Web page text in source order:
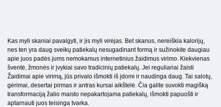
Kas myli skaniai pavalgyti, ir jis myli virėjas. Bet skanus, nereiškia kalorijų,
nes ten yra daug sveikų patiekalų nesugadinant formą ir sužinokite daugiau
apie juos padės jums nemokamus internetinius žaidimus virimo. Kiekvienas
šventė, žmonės ir įvykiai savo tradicinių patiekalų. Jei reguliariai žaisti
Žaidimai apie virimą, jūs privalo išmokti iš įdomi ir naudinga daug. Tai salotų,
gėrimai, desertai pirmas ir antras kursai aikštelė. Čia galite suvokti magišką
transformaciją žalio maisto nepakartojama patiekalų, išmokti papuošti ir
aptarnauti juos teisinga tvarka.